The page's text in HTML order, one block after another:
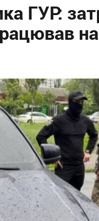
ГУР: